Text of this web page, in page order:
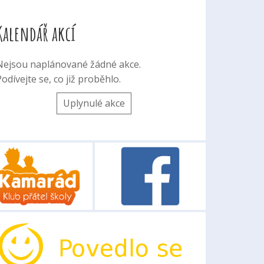
akcí
naplánované žádné akce.
se, co již proběhlo.
Uplynulé akce